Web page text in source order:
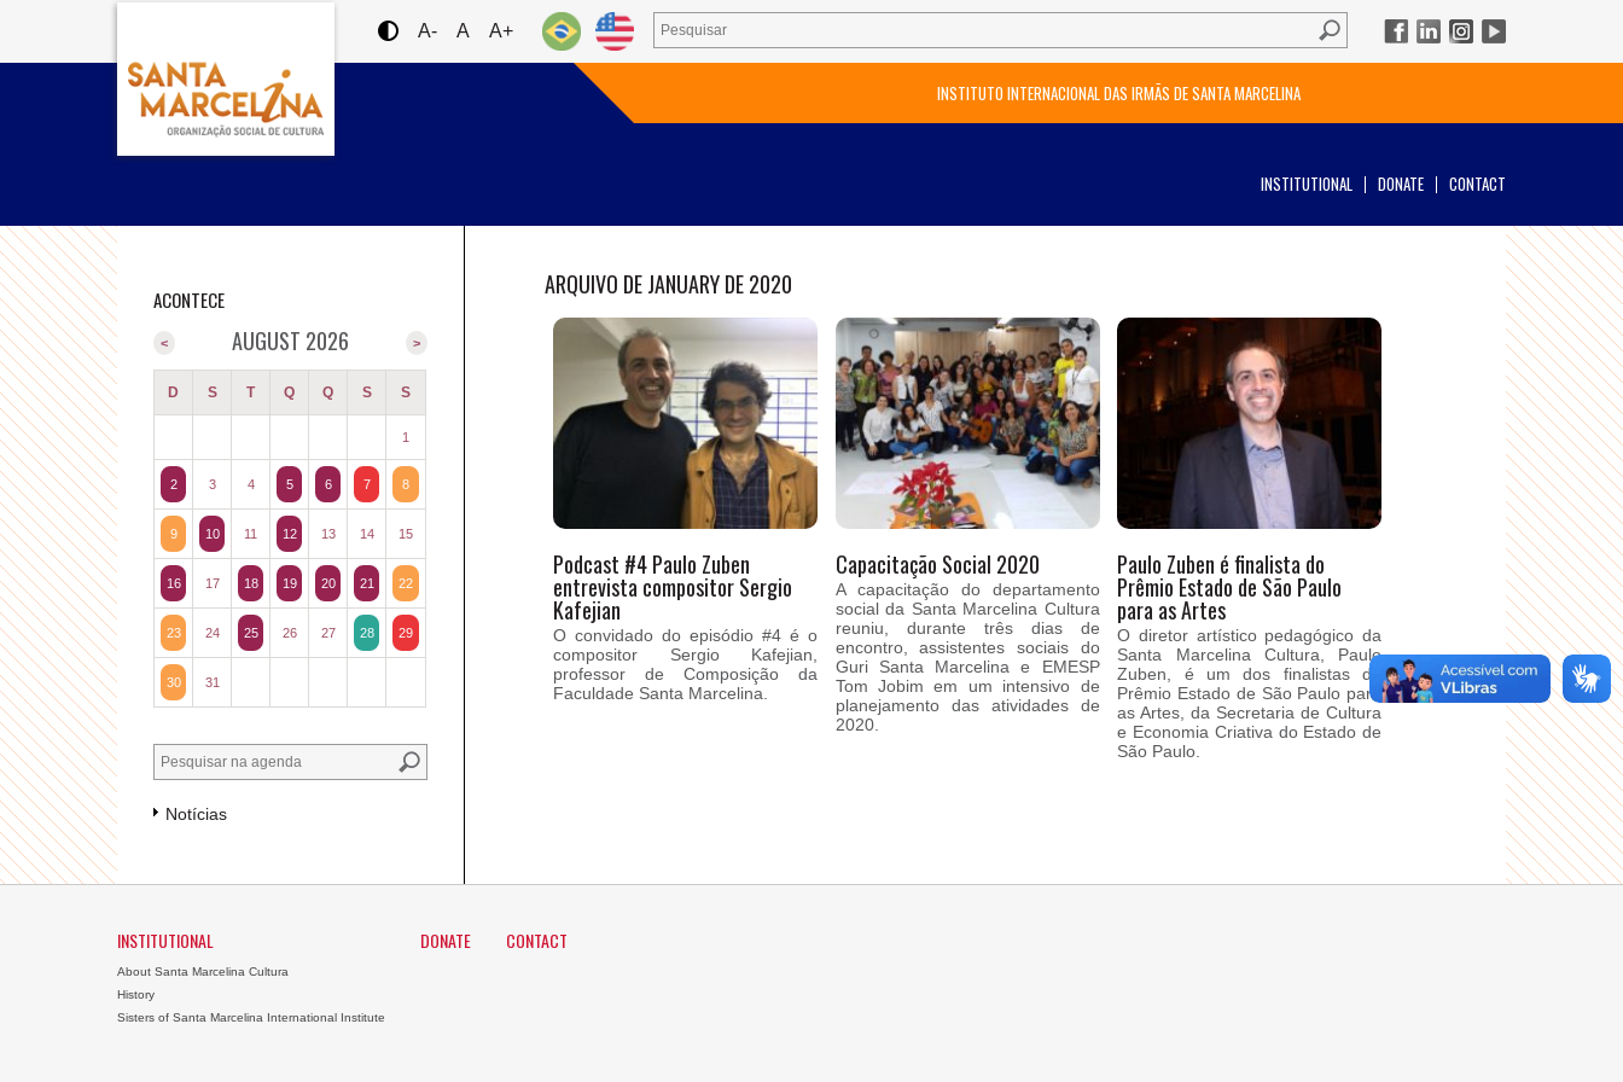
A- A A+
INSTITUTO INTERNACIONAL DAS IRMÃS DE SANTA MARCELINA
INSTITUTIONAL DONATE CONTACT
ARQUIVO DE JANUARY DE 2020
Podcast #4 Paulo Zuben
entrevista compositor Sergio
Kafejian
O convidado do episódio #4 é o
compositor Sergio Kafejian,
professor de Composição da
Faculdade Santa Marcelina.
Capacitação Social 2020
A capacitação do departamento
social da Santa Marcelina Cultura
reuniu, durante três dias de
encontro, assistentes sociais do
Guri Santa Marcelina e EMESP
Tom Jobim em um intensivo de
planejamento das atividades de
2020.
Paulo Zuben é finalista do
Prêmio Estado de São Paulo
para as Artes
O diretor artístico pedagógico da
Santa Marcelina Cultura, Paulo
Zuben, é um dos finalistas do
Prêmio Estado de São Paulo para
as Artes, da Secretaria de Cultura
e Economia Criativa do Estado de
São Paulo.
ACONTECE
AUGUST 2026 >
<
D S T Q Q S S
1
2 3 4 5 6 7 8
9 10 11 12 13 14 15
16 17 18 19 20 21 22
23 24 25 26 27 28 29
30 31
Notícias
INSTITUTIONAL
About Santa Marcelina Cultura
History
Sisters of Santa Marcelina International Institute
DONATE CONTACT